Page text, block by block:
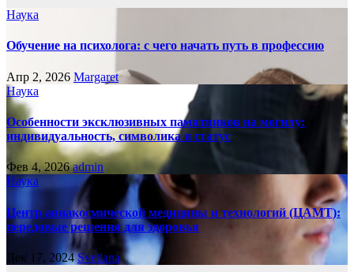
Наука
Обучение на психолога: с чего начать путь в профессию
Апр 2, 2026 Margaret
Наука
Особенности эксклюзивных памятников на могилу:
индивидуальность, символика и статус
Фев 4, 2026admin
Наука
Центр авиакосмической медицины и технологий (ЦАМТ):
передовые решения для здоровья
Дек 17, 2024Svetlana